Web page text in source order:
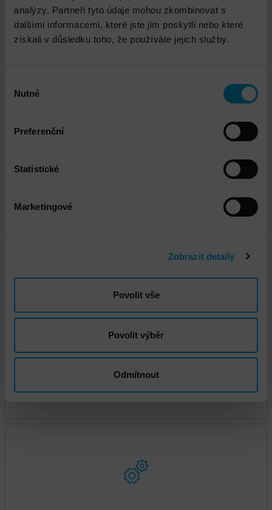
analýzy. Partneři tyto údaje mohou zkombinovat s
dalšími informacemi, které jste jim poskytli nebo které
získali v důsledku toho, že používáte jejich služby.
souhlasu
Nutné
Preferenční
Statistické
Marketingové
Zobrazit detaily
Povolit vše
Povolit výběr
Odmítnout
Propojené služby
Dell PowerStore Instalace a implementace